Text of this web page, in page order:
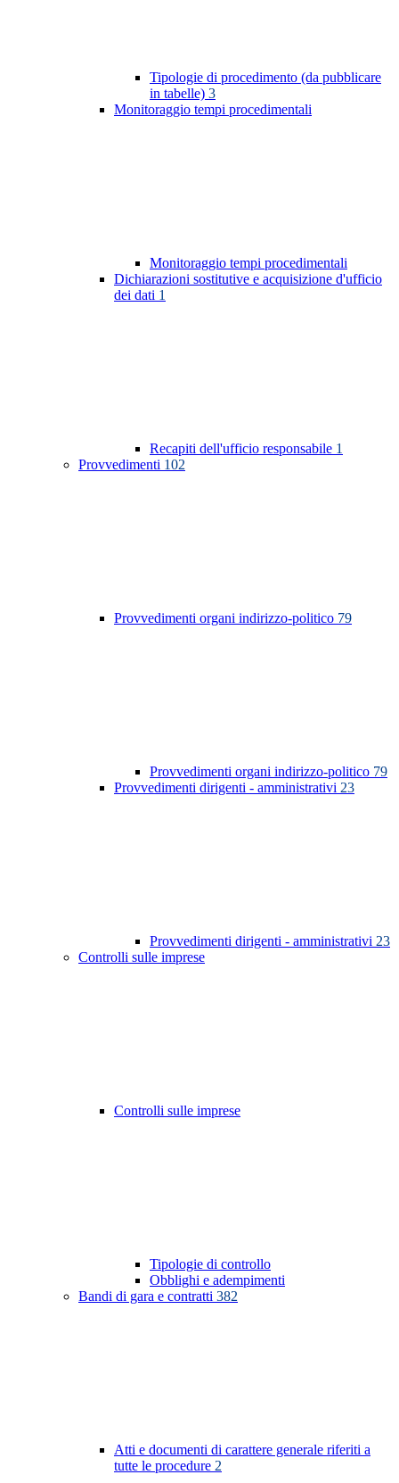
Tipologie di procedimento (da pubblicare
in tabelle) 3
Monitoraggio tempi procedimentali
Monitoraggio tempi procedimentali
Dichiarazioni sostitutive e acquisizione d'ufficio
dei dati 1
Recapiti dell'ufficio responsabile 1
Provvedimenti 102
Provvedimenti organi indirizzo-politico 79
Provvedimenti organi indirizzo-politico 79
Provvedimenti dirigenti - amministrativi 23
Provvedimenti dirigenti - amministrativi 23
Controlli sulle imprese
Controlli sulle imprese
Tipologie di controllo
Obblighi e adempimenti
Bandi di gara e contratti 382
Atti e documenti di carattere generale riferiti a
tutte le procedure 2